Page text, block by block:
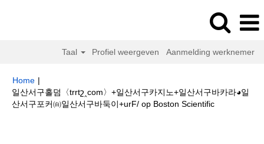
Taal Profiel weergeven Aanmelding werknemer
Home |
일산서구홀덤〈trrtշ‸com〉+일산서구카지노+일산서구바카라◕일
산서구포커㉂일산서구바둑이+urF/ op Boston Scientific(huidige